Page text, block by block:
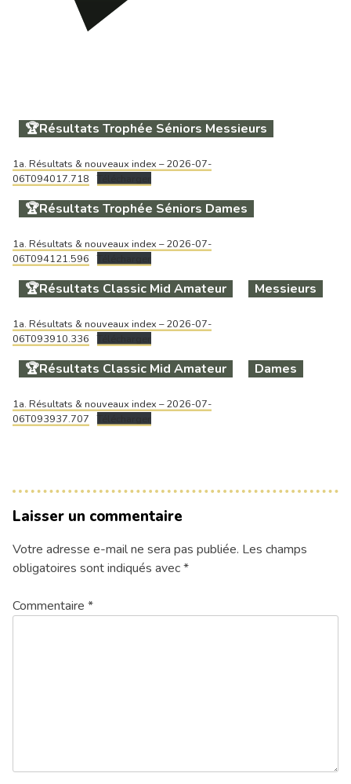
🏆Résultats Trophée Séniors Messieurs
1a. Résultats & nouveaux index – 2026-07-
06T094017.718 Télécharger
🏆Résultats Trophée Séniors Dames
1a. Résultats & nouveaux index – 2026-07-
06T094121.596 Télécharger
🏆Résultats Classic Mid Amateur Messieurs
1a. Résultats & nouveaux index – 2026-07-
06T093910.336 Télécharger
🏆Résultats Classic Mid Amateur Dames
1a. Résultats & nouveaux index – 2026-07-
06T093937.707 Télécharger
Laisser un commentaire
Votre adresse e-mail ne sera pas publiée. Les champs
obligatoires sont indiqués avec*
Commentaire *